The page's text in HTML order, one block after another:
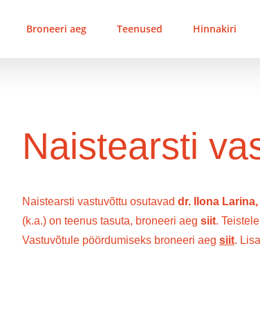
Broneeri aeg Teenused Hinnakiri
Naistearsti
Naistearsti vastuvõttu osutavad dr. Ilona Larina,
(k.a.) on teenus tasuta, broneeri aeg siit.
Vastuvõtule pöördumiseks broneeri aeg siit.